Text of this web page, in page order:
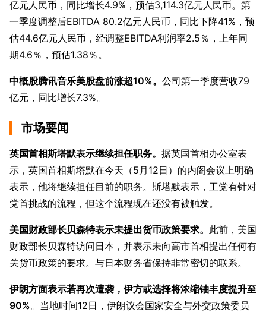
亿元人民币，同比增长4.9%，预估3,114.3亿元人民币。第
一季度调整后EBITDA 80.2亿元人民币，同比下降41%，预
估44.6亿元人民币，经调整EBITDA利润率2.5％，上年同
期4.6％，预估1.38％。
中概股腾讯音乐美股盘前涨超10%。 公司第一季度营收79
亿元，同比增长7.3%。
市场要闻
英国首相斯塔默表示继续担任职务。 据英国首相办公室表
示，英国首相斯塔默在今天（5月12日）的内阁会议上明确
表示，他将继续担任目前的职务。斯塔默表示，工党有针对
党首挑战的流程，但这个流程现在还没有被触发。
美国财政部长贝森特表示未提出货币政策要求。 此前，美国
财政部长贝森特访问日本，并表示未向高市首相提出任何有
关货币政策的要求。与日本财务省保持非常密切的联系。
伊朗方面表示若再次遭袭，伊方或选择将浓缩铀丰度提升至
90%。当地时间12日，伊朗议会国家安全与外交政策委员